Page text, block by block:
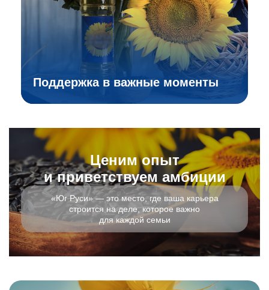
Поддержка в важные моменты
Ценим опыт
и приветствуем амбиции
«Юг Руси» — это место, где ваша карьера
строится на деле, которое важно
для каждой семьи